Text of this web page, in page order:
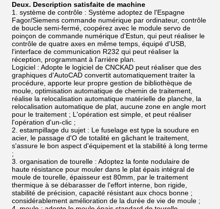
Deux. Description satisfaite de machine
1. système de contrôle : Système adoptez de l'Espagne
Fagor/Siemens commande numérique par ordinateur, contrôle
de boucle semi-fermé, coopérez avec le module servo de
poinçon de commande numérique d'Estun, qui peut réaliser le
contrôle de quatre axes en même temps, équipé d'USB,
l'interface de communication R232 qui peut réaliser la
réception, programmant à l'arrière plan.
Logiciel : Adopte le logiciel de CNCKAD peut réaliser que des
graphiques d'AutoCAD convertit automatiquement traiter la
procédure, apporte leur propre gestion de bibliothèque de
moule, optimisation automatique de chemin de traitement,
réalise la relocalisation automatique matérielle de planche, la
relocalisation automatique de plat, aucune zone en angle mort
pour le traitement ; L'opération est simple, et peut réaliser
l'opération d'un-clic ;
2. estampillage du sujet : Le fuselage est type la soudure en
acier, le passage d'O de totalité en gâchant le traitement,
s'assure le bon aspect d'équipement et la stabilité à long terme
;
3. organisation de tourelle : Adoptez la fonte nodulaire de
haute résistance pour mouler dans le plat épais intégral de
moule de tourelle, épaisseur est 80mm, par le traitement
thermique à se débarasser de l'effort interne, bon rigide,
stabilité de précision, capacité résistant aux chocs bonne ;
considérablement amélioration de la durée de vie de moule ;